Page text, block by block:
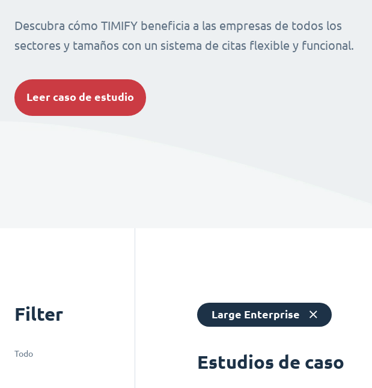
Descubra cómo TIMIFY beneficia a las empresas de todos los
sectores y tamaños con un sistema de citas flexible y funcional.
Leer caso de estudio
Filter
Todo
Large Enterprise
Estudios de caso